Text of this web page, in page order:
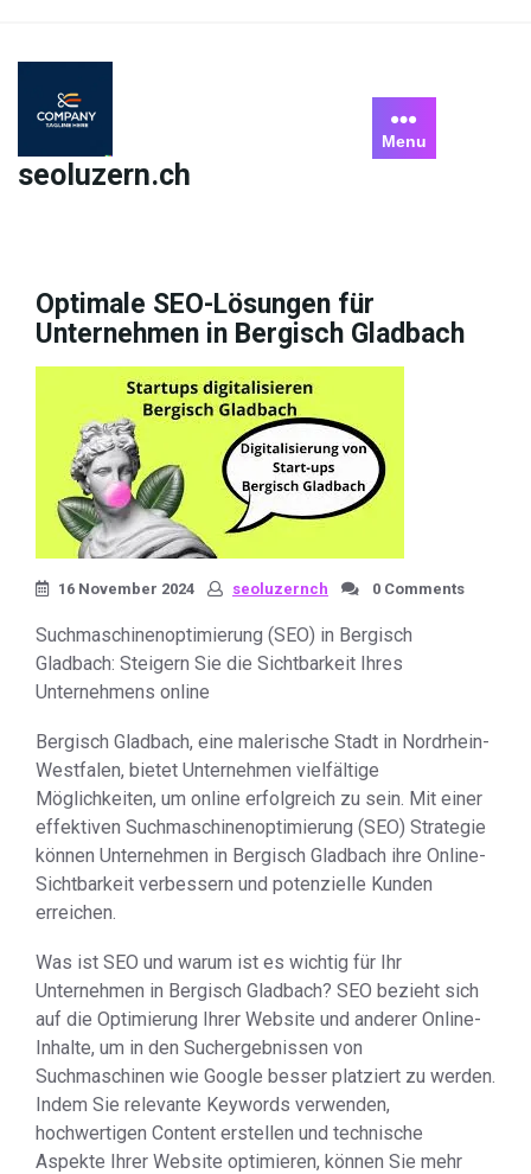
content
seoluzern.ch
Menu
Optimale SEO-Lösungen für
Unternehmen in Bergisch Gladbach
16 November 2024 seoluzernch 0 Comments
Suchmaschinenoptimierung (SEO) in Bergisch
Gladbach: Steigern Sie die Sichtbarkeit Ihres
Unternehmens online
Bergisch Gladbach, eine malerische Stadt in Nordrhein-
Westfalen, bietet Unternehmen vielfältige
Möglichkeiten, um online erfolgreich zu sein. Mit einer
effektiven Suchmaschinenoptimierung (SEO) Strategie
können Unternehmen in Bergisch Gladbach ihre Online-
Sichtbarkeit verbessern und potenzielle Kunden
erreichen.
Was ist SEO und warum ist es wichtig für Ihr
Unternehmen in Bergisch Gladbach? SEO bezieht sich
auf die Optimierung Ihrer Website und anderer Online-
Inhalte, um in den Suchergebnissen von
Suchmaschinen wie Google besser platziert zu werden.
Indem Sie relevante Keywords verwenden,
hochwertigen Content erstellen und technische
Aspekte Ihrer Website optimieren, können Sie mehr